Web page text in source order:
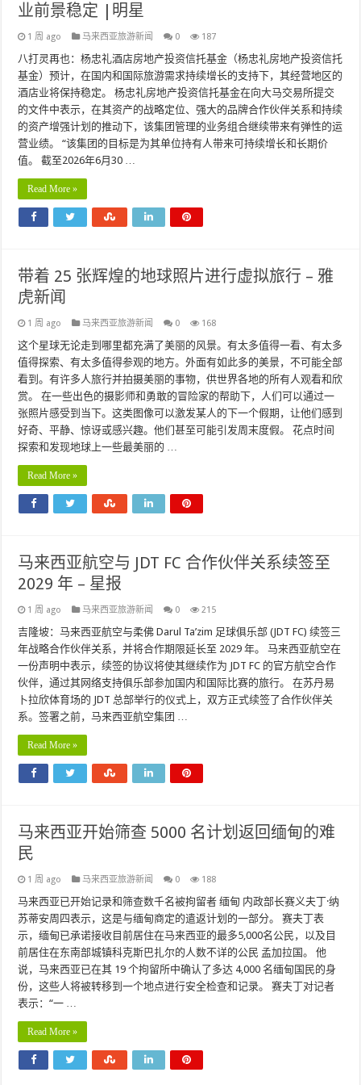
业前景稳定 |明星
1 周 ago 马来西亚旅游新闻 0 187
八打灵再也：杨忠礼酒店房地产投资信托基金（杨忠礼房地产投资信托
基金）预计，在国内和国际旅游需求持续增长的支持下，其经营地区的
酒店业将保持稳定。 杨忠礼房地产投资信托基金在向大马交易所提交
的文件中表示，在其资产的战略定位、强大的品牌合作伙伴关系和持续
的资产增强计划的推动下，该集团管理的业务组合继续带来有弹性的运
营业绩。 “该集团的目标是为其单位持有人带来可持续增长和长期价
值。 截至2026年6月30 …
Read More »
带着 25 张辉煌的地球照片进行虚拟旅行 – 雅
虎新闻
1 周 ago 马来西亚旅游新闻 0 168
这个星球无论走到哪里都充满了美丽的风景。有太多值得一看、有太多
值得探索、有太多值得参观的地方。外面有如此多的美景，不可能全部
看到。有许多人旅行并拍摄美丽的事物，供世界各地的所有人观看和欣
赏。 在一些出色的摄影师和勇敢的冒险家的帮助下，人们可以通过一
张照片感受到当下。这类图像可以激发某人的下一个假期，让他们感到
好奇、平静、惊讶或感兴趣。他们甚至可能引发周末度假。 花点时间
探索和发现地球上一些最美丽的 …
Read More »
马来西亚航空与 JDT FC 合作伙伴关系续签至
2029 年 – 星报
1 周 ago 马来西亚旅游新闻 0 215
吉隆坡：马来西亚航空与柔佛 Darul Ta’zim 足球俱乐部 (JDT FC) 续签三
年战略合作伙伴关系，并将合作期限延长至 2029 年。 马来西亚航空在
一份声明中表示，续签的协议将使其继续作为 JDT FC 的官方航空合作
伙伴，通过其网络支持俱乐部参加国内和国际比赛的旅行。 在苏丹易
卜拉欣体育场的 JDT 总部举行的仪式上，双方正式续签了合作伙伴关
系。签署之前，马来西亚航空集团 …
Read More »
马来西亚开始筛查 5000 名计划返回缅甸的难
民
1 周 ago 马来西亚旅游新闻 0 188
马来西亚已开始记录和筛查数千名被拘留者 缅甸 内政部长赛义夫丁·纳
苏蒂安周四表示，这是与缅甸商定的遣返计划的一部分。 赛夫丁表
示，缅甸已承诺接收目前居住在马来西亚的最多5,000名公民，以及目
前居住在东南部城镇科克斯巴扎尔的人数不详的公民 孟加拉国。 他
说，马来西亚已在其 19 个拘留所中确认了多达 4,000 名缅甸国民的身
份，这些人将被转移到一个地点进行安全检查和记录。 赛夫丁对记者
表示：“一 …
Read More »